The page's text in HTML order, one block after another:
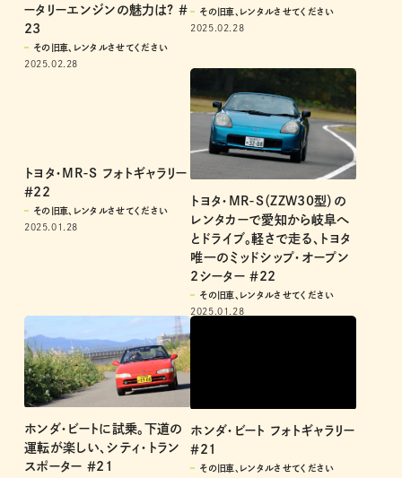
ータリーエンジンの魅力は? ＃
23
その旧車、レンタルさせてください
2025.02.28
その旧車、レンタルさせてください
2025.02.28
トヨタ・MR-S フォトギャラリー
＃22
その旧車、レンタルさせてください
2025.01.28
トヨタ・MR-S（ZZW30型）の
レンタカーで愛知から岐阜へ
とドライブ。軽さで走る、トヨタ
唯一のミッドシップ・オープン
2シーター ＃22
その旧車、レンタルさせてください
2025.01.28
ホンダ・ビートに試乗。下道の
運転が楽しい、シティ・トラン
スポーター ＃21
ホンダ・ビート フォトギャラリー
＃21
その旧車、レンタルさせてください